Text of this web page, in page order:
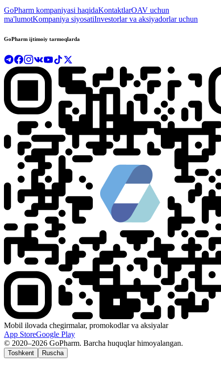
GoPharm kompaniyasi haqidaKontaktlarOAV uchun
ma'lumotKompaniya siyosatiInvestorlar va aksiyadorlar uchun
GoPharm ijtimoiy tarmoqlarda
Mobil ilovada chegirmalar, promokodlar va aksiyalar
App StoreGoogle Play
© 2020–2026 GoPharm. Barcha huquqlar himoyalangan.
Toshkent Ruscha